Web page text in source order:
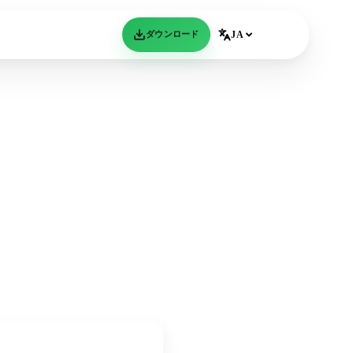
ダウンロード JA